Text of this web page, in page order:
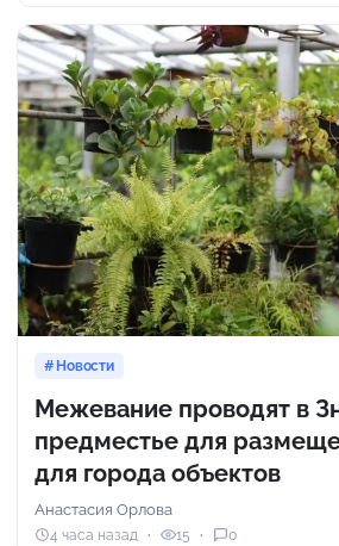
Новости
Межевание проводят в
предместье для
для города объектов
Анастасия Орлова
4 часа назад 15 0